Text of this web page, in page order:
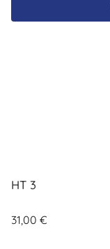
HT 3
31,00 €